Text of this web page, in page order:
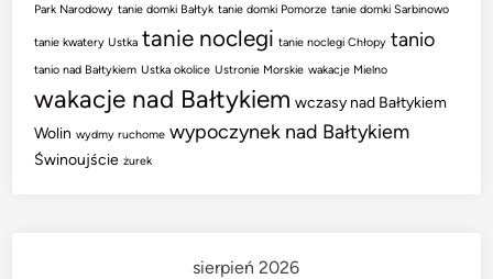
Park Narodowy tanie domki Bałtyk tanie domki Pomorze tanie domki Sarbinowo
tanie kwatery Ustka tanie noclegi tanie noclegi Chłopy tanio
tanio nad Bałtykiem Ustka okolice Ustronie Morskie wakacje Mielno
wakacje nad Bałtykiem wczasy nad Bałtykiem
Wolin wydmy ruchome wypoczynek nad Bałtykiem
Świnoujście żurek
sierpień 2026